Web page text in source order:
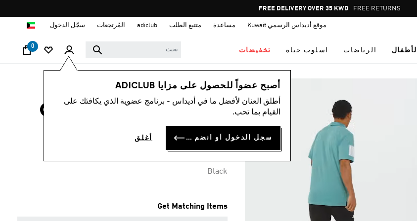
Pause
promotion
FREE DELIVERY OVER 35 KWD FREE RETURNS
موقع أديداس الرسمي Kuwait مساعدة متتبع الطلب adiclub المُرتجعات سجّل الدخول
الأطفال الرياضات اسلوب حياة تخفيضات
0
أصبح عضواً للحصول على مزايا ADICLUB
أطلق العنان لأفضل ما في أديداس - برنامج عضوية الذي يكافئك على
القيام بما تحب.
سجل الدخول أو انضم الآن أغلق
الرجال ملابس
شورت CLUB TENNIS
CLIMACOOL 2-IN-1
Black
Get Matching Items